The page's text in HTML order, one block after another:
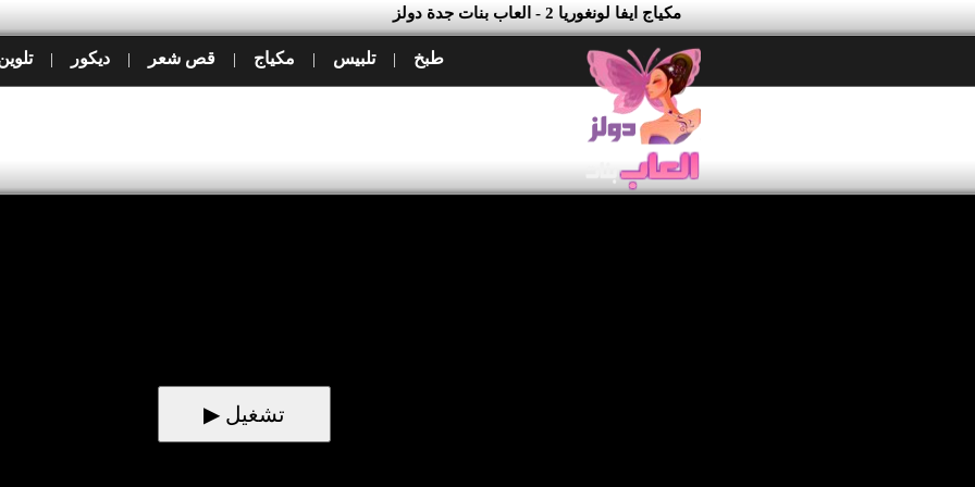
مكياج ايفا لونغوريا 2 - العاب بنات جدة دولز
طبخ | تلبيس | مكياج | قص شعر | ديكور |
▶ تشغيل